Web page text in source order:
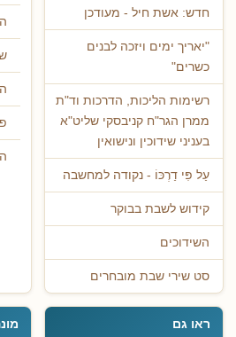
חדש: אשת חיל - מעודכן
"יאריך ימים ויזכה לבנים
כשרים"
רשימות הליכות, הדרכות וד"ת
ממרן הגר"ח קניבסקי שליט"א
בעניני שידוכין ונישואין
עַל פִּי דַרְכּוֹ - נקודה למחשבה
קידוש לשבת בבוקר
השידוכים
סט שירי שבת מובחרים
ראו גם